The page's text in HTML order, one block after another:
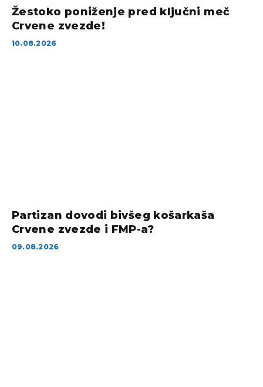
Žestoko poniženje pred ključni meč
Crvene zvezde!
10.08.2026
Partizan dovodi bivšeg košarkaša
Crvene zvezde i FMP-a?
09.08.2026